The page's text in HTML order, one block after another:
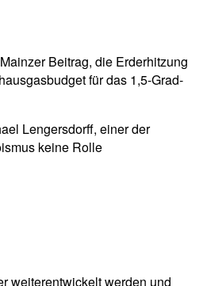
Beitrag, die Erderhitzung
für das 1,5-Grad-
Lengersdorff, einer der
keine Rolle
weiterentwickelt werden und